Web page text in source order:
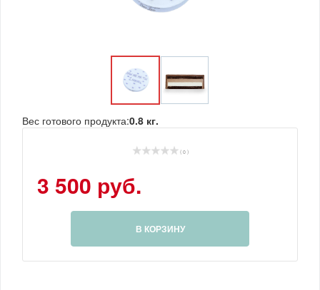
Вес готового продукта:0.8 кг.
( 0 )
3 500 руб.
В КОРЗИНУ